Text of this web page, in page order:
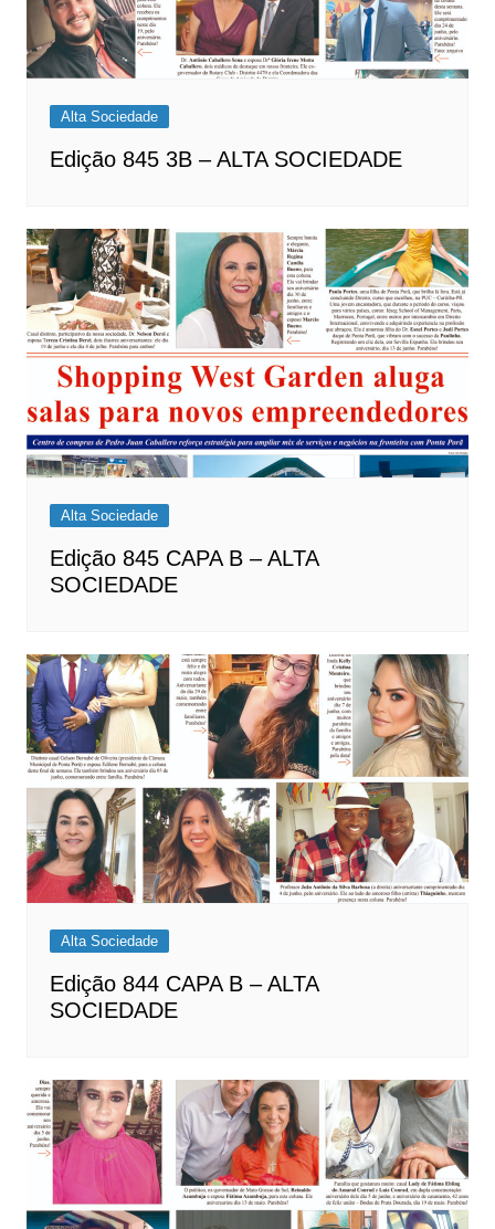
Alta Sociedade
Edição 845 3B – ALTA SOCIEDADE
Alta Sociedade
Edição 845 CAPA B – ALTA
SOCIEDADE
Alta Sociedade
Edição 844 CAPA B – ALTA
SOCIEDADE